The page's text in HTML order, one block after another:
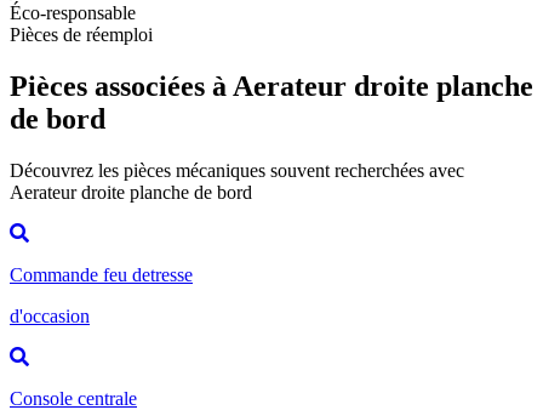
Éco-responsable
Pièces de réemploi
Pièces associées à Aerateur droite planche
de bord
Découvrez les pièces mécaniques souvent recherchées avec
Aerateur droite planche de bord
Commande feu detresse
d'occasion
Console centrale